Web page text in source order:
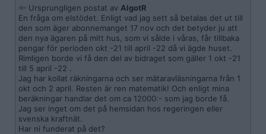
Ursprungligen postat av AlgotR
En fråga om elstödet. Enligt vad jag sett så betalas det ut till
den som äger abonnemanget 17 nov och det betyder ju att
den nya ägaren på mitt hus, som vi sålde i våras, får tillbaka
pengar för perioden okt -21 till april -22 då vi ägde huset.
Rimligen borde vi få den del av bidraget som gäller 1 okt -21
till 5 april -22 .
Jag har kollat räkningarna och ser mätaravläsningarna från 1
okt och 2 april. Resten är ren matematik! Och enligt mina
beräkningar handlar det om ca 12000:- som jag borde få.
Jag ser inget om det på hemsidan hos regeringen eller
svenska kraftnät.
Har ni funderat på det?